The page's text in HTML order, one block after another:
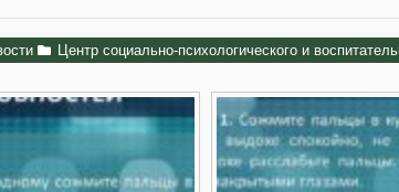
Центр социально-психологического и